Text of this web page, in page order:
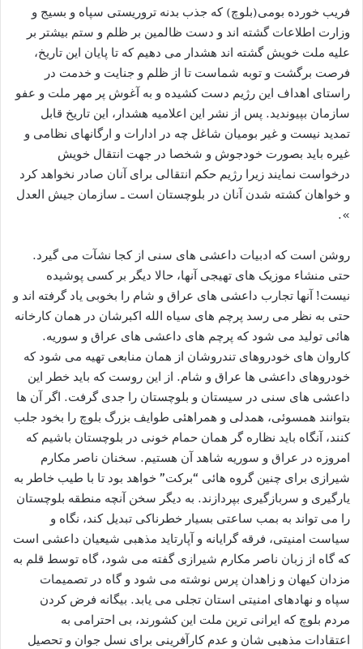
فریب خورده بومی(بلوچ) که جذب بدنه تروریستی سپاه و بسیج و
وزارت اطلاعات گشته اند و دست ظالمین بر ظلم و ستم بیشتر بر
علیه ملت خویش گشته اند هشدار می دهیم که تا پایان این تاریخ،
فرصت برگشت و توبه شماست تا از ظلم و جنایت و خدمت در
راستای اهداف این رژیم دست کشیده و به آغوش پر مهر ملت و عفو
سازمان بپیوندید. پس از نشر این اعلامیه هشدار، این تاریخ قابل
تمدید نیست و غیر بومیان شاغل چه در ادارات و ارگانهای نظامی و
غیره باید بصورت خودجوش و شخصا در جهت انتقال خویش
درخواست نمایند زیرا رژیم حکم انتقالی برای آنان صادر نخواهد کرد
و خواهان کشته شدن آنان در بلوچستان است ـ سازمان جیش العدل
».
روشن است که ادبیات داعشی های سنی از کجا نشآت می گیرد.
حتی منشاء موزیک های تهیجی آنها، حالا دیگر بر کسی پوشیده
نیست! آنها تجارب داعشی های عراق و شام را بخوبی یاد گرفته اند و
حتی به نظر می رسد پرچم های سیاه الله اکبرشان در همان کارخانه
هائی تولید می شود که پرچم های داعشی های عراق و سوریه.
کاروان های خودروهای تندروشان از همان منابعی تهیه می شود که
خودروهای داعشی ها عراق و شام. از این روست که باید خطر این
داعشی های سنی در سیستان و بلوچستان را جدی گرفت. اگر آن ها
بتوانند همسوئی، همدلی و همراهئی طوایف بزرگ بلوچ را بخود جلب
کنند، آنگاه باید نظاره گر همان حمام خونی در بلوچستان باشیم که
امروزه در عراق و سوریه شاهد آن هستیم. سخنان ناصر مکارم
شیرازی برای چنین گروه هائی “برکت” خواهد بود تا با طیب خاطر به
یارگیری و سربازگیری بپردازند. به دیگر سخن آنچه منطقه بلوچستان
را می تواند به بمب ساعتی بسیار خطرناکی تبدیل کند، نگاه و
سیاست امنیتی، فرقه گرایانه و آپارتاید مذهبی شیعیان داعشی است
که گاه از زبان ناصر مکارم شیرازی گفته می شود، گاه توسط قلم به
مزدان کیهان و زاهدان پرس نوشته می شود و گاه در تصمیمات
سپاه و نهادهای امنیتی استان تجلی می یابد. بیگانه فرض کردن
مردم بلوچ که ایرانی ترین ملت این کشورند، بی احترامی به
اعتقادات مذهبی شان و عدم کارآفرینی برای نسل جوان و تحصیل